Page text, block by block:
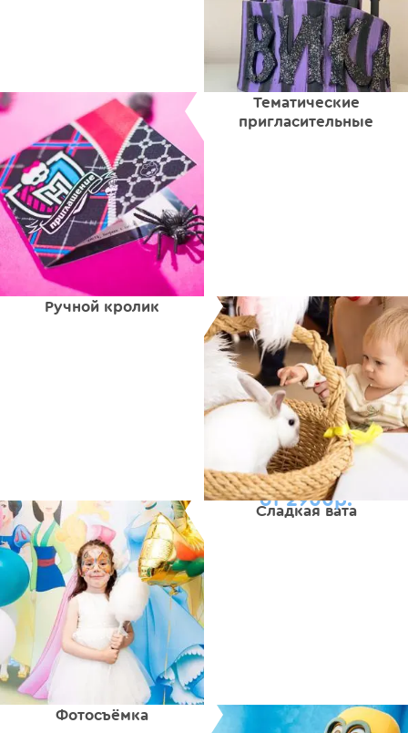
Тематические
пригласительные
Ручной кролик
Сладкая вата
от 2900р.
Фотосъёмка